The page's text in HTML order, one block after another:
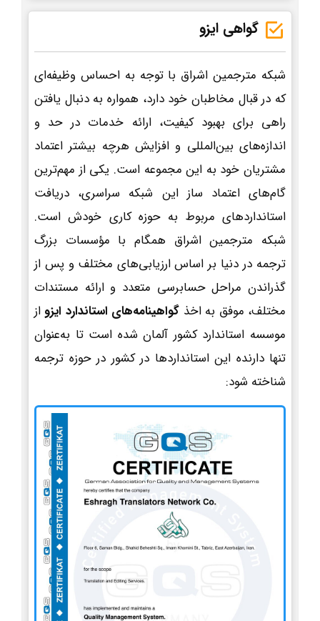
گواهی ایزو
شبکه مترجمین اشراق با توجه به احساس وظیفه‌ای
که در قبال مخاطبان خود دارد، همواره به دنبال یافتن
راهی برای بهبود کیفیت، ارائه خدمات در حد و
اندازه‌های بین‌المللی و افزایش هرچه بیشتر اعتماد
مشتریان خود به این مجموعه است. یکی از مهم‌ترین
گام‌های اعتماد ساز این شبکه سراسری، دریافت
استانداردهای مربوط به حوزه کاری خودش است.
شبکه مترجمین اشراق همگام با مؤسسات بزرگ
ترجمه در دنیا بر اساس ارزیابی‌های مختلف و پس از
گذراندن مراحل حسابرسی متعدد و ارائه مستندات
مختلف، موفق به اخذ گواهینامه‌های استاندارد ایزو از
موسسه استاندارد کشور آلمان شده است تا به‌عنوان
تنها دارنده این استانداردها در کشور در حوزه ترجمه
شناخته شود: